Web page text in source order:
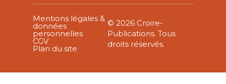
Mentions légales &
données
personnelles
CGV
Plan du site
© 2026 Croire-
Publications. Tous
droits réservés.